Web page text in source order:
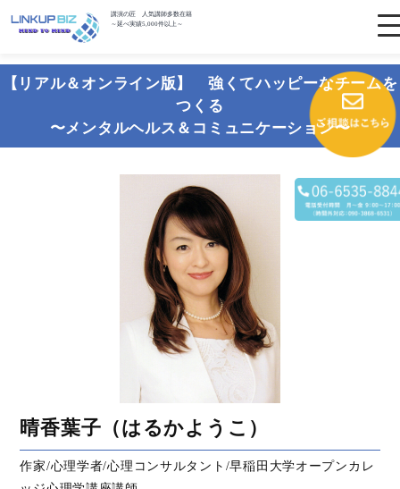
講演の匠 人気講師多数在籍
～延べ実績5,000件以上～
【リアル＆オンライン版】 強くてハッピーなチームを
つくる
〜メンタルヘルス＆コミュニケーション〜
晴香葉子（はるかようこ）
作家/心理学者/心理コンサルタント/早稲田大学オープンカレ